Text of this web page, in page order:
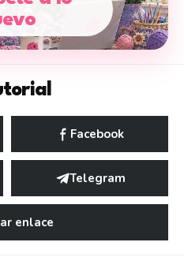
Facebook
Telegram
enlace